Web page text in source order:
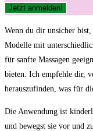
Wenn du dir unsicher⁣
Modelle mit
für sanfte Massagen
bieten. ⁣Ich empfehle dir,
herauszufinden, was⁤ für
Die ⁣Anwendung ist
⁢und bewegst sie⁤ vor und